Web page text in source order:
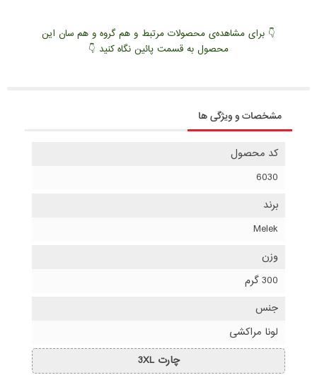
👇 برای مشاهده‌ی محصولات مرتبط و هم گروه و هم سان این
محصول به قسمت پائین نگاه کنید 👇
مشخصات و ویژگی ها
کد محصول
6030
برند
Melek
وزن
300 گرم
جنس
لونا مراکشی
چارت 3XL